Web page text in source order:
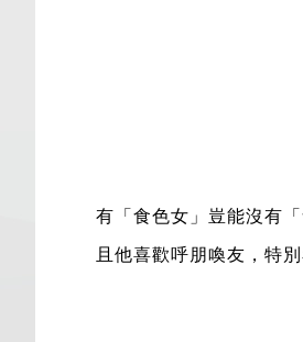
有「食色女」豈能沒有
且他喜歡呼朋喚友，特